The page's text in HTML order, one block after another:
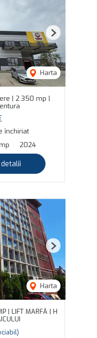
Harta
Next
| 2.350 mp |
închiriat
2024
Harta
Next
| LIFT MARFĂ | H